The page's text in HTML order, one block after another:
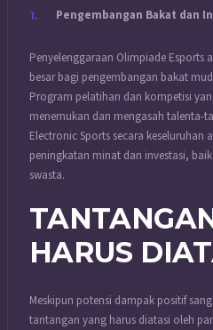
Pengembangan Bakat dan
Penyelenggaraan Olimpiade Esports
besar bagi pengembangan bakat
Program pelatihan dan kompetisi
menemukan dan mengasah talenta-
Electronic Sports secara
peningkatan minat dan investasi,
swasta.
HARUS
Meskipun potensi dampak positif
tantangan yang harus diatasi oleh